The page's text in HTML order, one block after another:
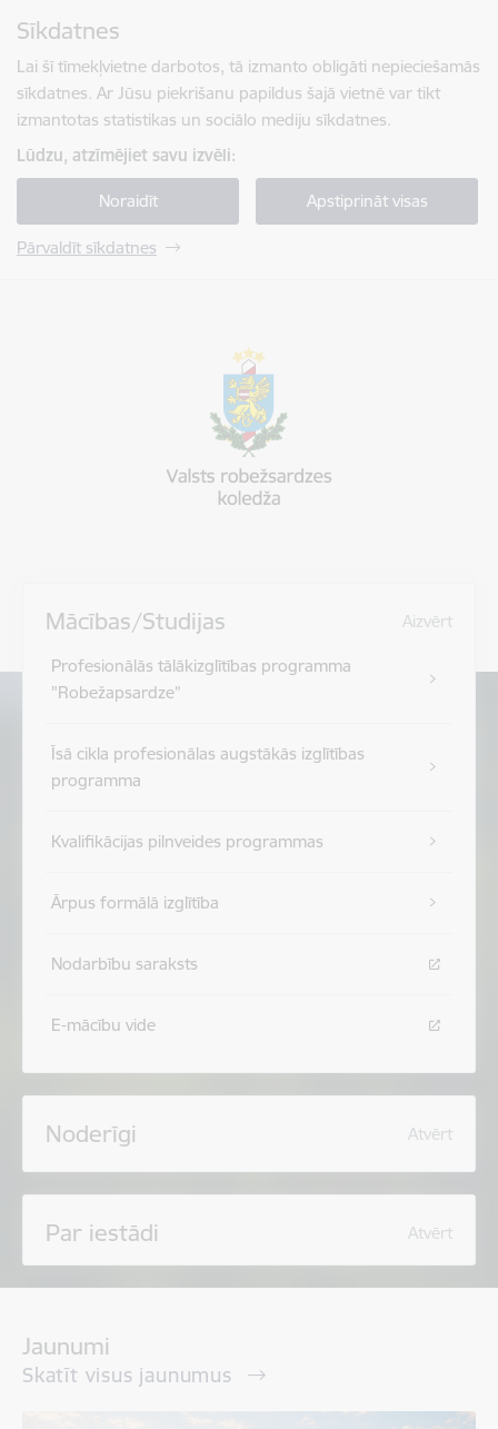
Sīkdatnes
Lai šī tīmekļvietne darbotos, tā izmanto obligāti nepieciešamās
sīkdatnes. Ar Jūsu piekrišanu papildus šajā vietnē var tikt
izmantotas statistikas un sociālo mediju sīkdatnes.
Lūdzu, atzīmējiet savu izvēli:
Noraidīt Apstiprināt visas
Pārvaldīt sīkdatnes
Mācības/Studijas Aizvērt
Profesionālās tālākizglītības programma
"Robežapsardze”
Īsā cikla profesionālas augstākās izglītības
programma
Kvalifikācijas pilnveides programmas
Ārpus formālā izglītība
Nodarbību saraksts
E-mācību vide
Noderīgi Atvērt
Par iestādi Atvērt
Jaunumi
Skatīt visus jaunumus